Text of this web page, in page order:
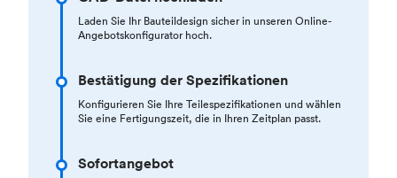
Laden Sie Ihr Bauteildesign sicher in unseren Online-
Angebotskonfigurator hoch.
Bestätigung der Spezifikationen
Konfigurieren Sie Ihre Teilespezifikationen und wählen
Sie eine Fertigungszeit, die in Ihren Zeitplan passt.
Sofortangebot